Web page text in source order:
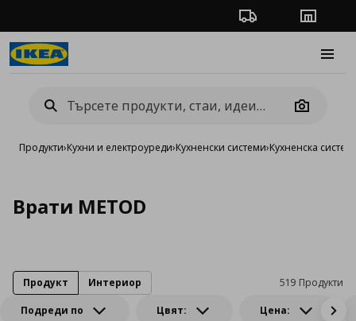
Проследяване на
Camera
Продукти›Кухни и електроуреди›Кухненски системи›Кухненска
Врати METOD
Подреди по Цвят: Цена:
519 Продукти
Продукт Интериор